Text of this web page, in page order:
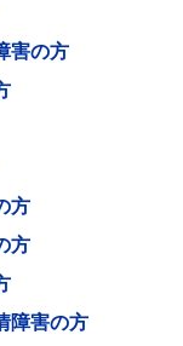
害の方
方
方
障害の方